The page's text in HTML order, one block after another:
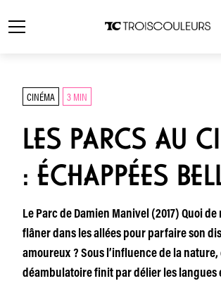
CINÉMA 3 MIN
LES PARCS AU
: ÉCHAPPÉES
Le Parc de Damien Manivel (2017) Quoi
flâner dans les allées pour parfaire son
amoureux ? Sous l’influence de la
déambulatoire finit par délier les langues